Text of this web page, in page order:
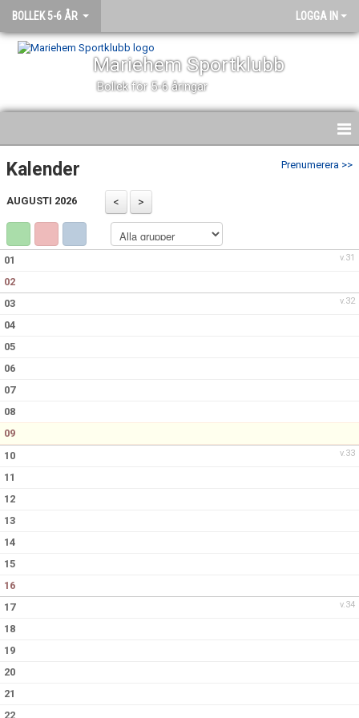
BOLLEK 5-6 ÅR LOGGA IN
Mariehem Sportklubb
Bollek för 5-6 åringar
HEM
NYHETER
KALENDER
DOKUMENT
KONTAKT
Prenumerera >>
Kalender
AUGUSTI 2026
v.31
01
02
v.32
03
04
05
06
07
08
09
v.33
10
11
12
13
14
15
16
v.34
17
18
19
20
21
22